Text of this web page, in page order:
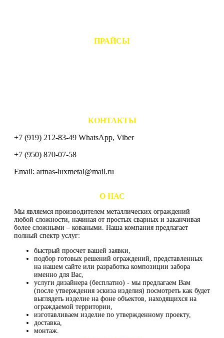
ПРАЙСЫ
КОНТАКТЫ
+7 (919) 212-83-49 WhatsApp, Viber
+7 (950) 870-07-58
Email: artnas-luxmetal@mail.ru
О НАС
Мы являемся производителем металлических ограждений
любой сложности, начиная от простых сварных и заканчивая
более сложными – коваными. Наша компания предлагает
полный спектр услуг:
быстрый просчет вашей заявки,
подбор готовых решений ограждений, представленных
на нашем сайте или разработка композиции забора
именно для Вас,
услуги дизайнера (бесплатно) - мы предлагаем Вам
(после утверждения эскиза изделия) посмотреть как будет
выглядеть изделие на фоне объектов, находящихся на
ограждаемой территории,
изготавливаем изделие по утвержденному проекту,
доставка,
монтаж.